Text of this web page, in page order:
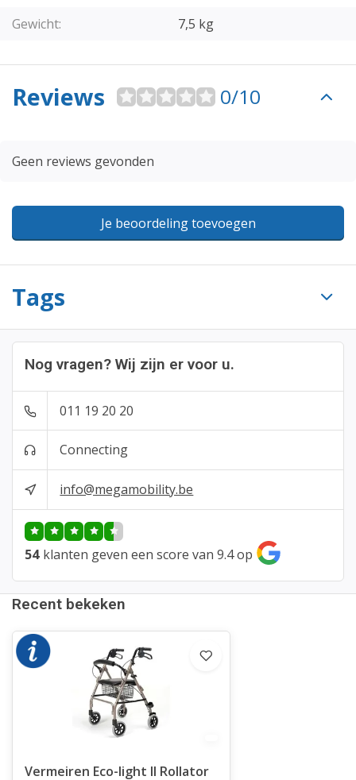
Tags
Gewicht:
7,5 kg
Nog vragen? Wij zijn er voor u.
011 19 20 20
Connecting
info@megamobility.be
54 klanten geven een score van 9.4 op
Reviews 0/10
Geen reviews gevonden
Je beoordeling toevoegen
Recent bekeken
Vermeiren Eco-light II Rollator